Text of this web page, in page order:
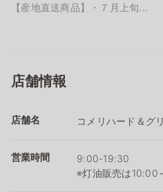
【産地直送商品】・７月上旬...
店舗情報
店舗名 コメリハード＆グ
営業時間
9:00-19:30
※灯油販売は10:00